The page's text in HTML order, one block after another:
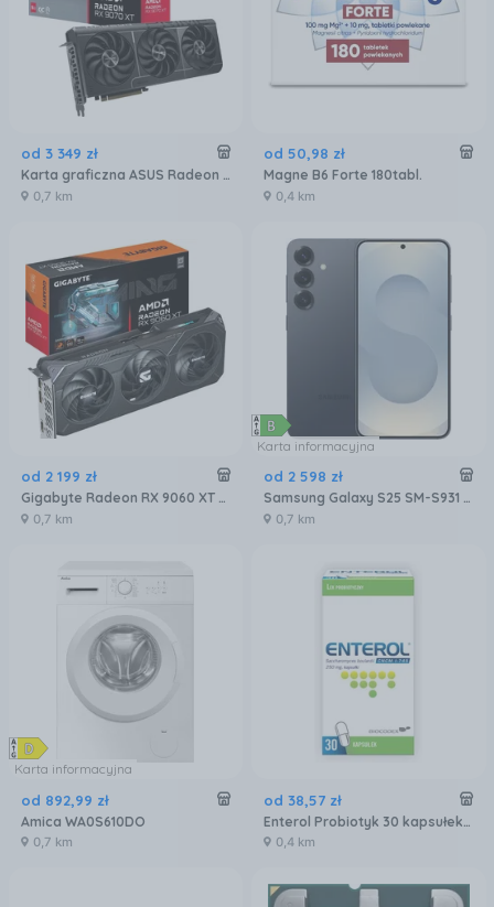
od 3 349 zł
Karta graficzna ASUS Radeon RX 9070 XT Prime OC 16GB (90YV0L71M0NA00)
0,7 km
od 50,98 zł
Magne B6 Forte 180tabl.
0,4 km
od 2 199 zł
Gigabyte Radeon RX 9060 XT GAMING OC 16GB GDDR6 FSR (GVR9060XTGAMINGOC16GD)
0,7 km
Karta informacyjna
od 2 598 zł
Samsung Galaxy S25 SM-S931 12/256GB Czarny
0,7 km
Karta informacyjna
od 892,99 zł
Amica WA0S610DO
0,7 km
od 38,57 zł
Enterol Probiotyk 30 kapsułek 250 mg
0,4 km